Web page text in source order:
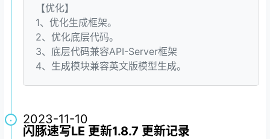
【优化】
1、优化生成框架。
2、优化底层代码。
3、底层代码兼容API-Server框架
4、生成模块兼容英文版模型生成。
2023-11-10
·
闪豚速写LE 更新1.8.7 更新记录